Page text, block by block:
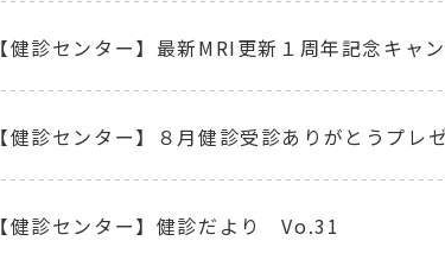
【健診センター】最新MRI更新１周年記念キャ
【健診センター】８月健診受診ありがとうプレ
【健診センター】健診だより Vo.31